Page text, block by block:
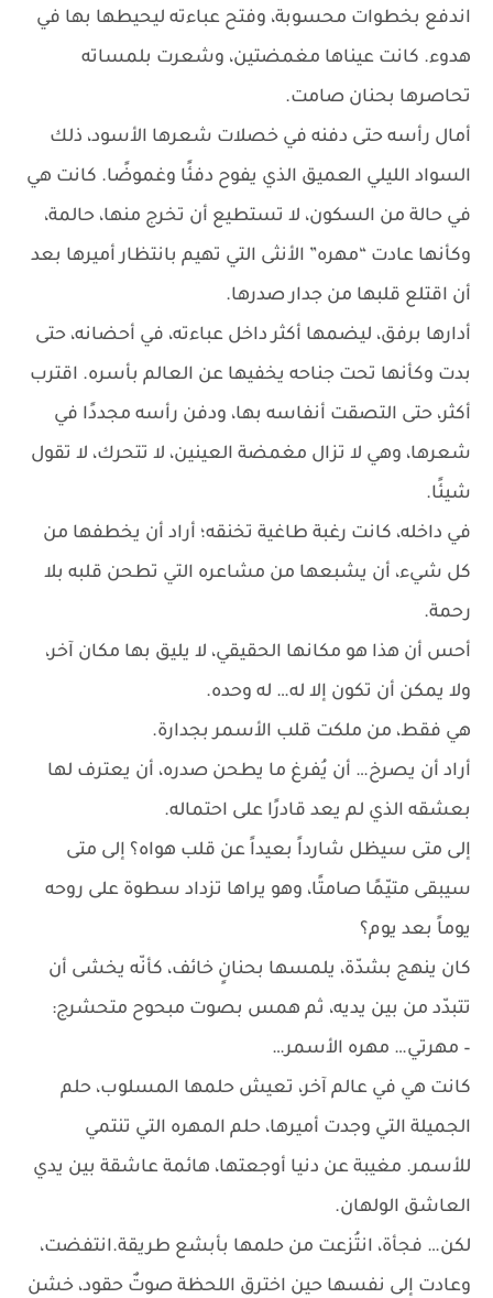
اندفع بخطوات محسوبة، وفتح عباءته ليحيطها بها في
هدوء. كانت عيناها مغمضتين، وشعرت بلمساته
تحاصرها بحنان صامت.
أمال رأسه حتى دفنه في خصلات شعرها الأسود، ذلك
السواد الليلي العميق الذي يفوح دفئًا وغموضًا. كانت هي
في حالة من السكون، لا تستطيع أن تخرج منها، حالمة،
وكأنها عادت “مهره” الأنثى التي تهيم بانتظار أميرها بعد
أن اقتلع قلبها من جدار صدرها.
أدارها برفق، ليضمها أكثر داخل عباءته، في أحضانه، حتى
بدت وكأنها تحت جناحه يخفيها عن العالم بأسره. اقترب
أكثر، حتى التصقت أنفاسه بها، ودفن رأسه مجددًا في
شعرها، وهي لا تزال مغمضة العينين، لا تتحرك، لا تقول
شيئًا.
في داخله، كانت رغبة طاغية تخنقه؛ أراد أن يخطفها من
كل شيء، أن يشبعها من مشاعره التي تطحن قلبه بلا
رحمة.
أحس أن هذا هو مكانها الحقيقي، لا يليق بها مكان آخر،
ولا يمكن أن تكون إلا له… له وحده.
هي فقط، من ملكت قلب الأسمر بجدارة.
أراد أن يصرخ… أن يُفرغ ما يطحن صدره، أن يعترف لها
بعشقه الذي لم يعد قادرًا على احتماله.
إلى متى سيظل شارداً بعيداً عن قلب هواه؟ إلى متى
سيبقى متيّمًا صامتًا، وهو يراها تزداد سطوة على روحه
يوماً بعد يوم؟
كان ينهج بشدّة، يلمسها بحنانٍ خائف، كأنّه يخشى أن
تتبدّد من بين يديه، ثم همس بصوت مبحوح متحشرج:
– مهرتي… مهره الأسمر…
كانت هي في عالم آخر، تعيش حلمها المسلوب، حلم
الجميلة التي وجدت أميرها، حلم المهره التي تنتمي
للأسمر. مغيبة عن دنيا أوجعتها، هائمة عاشقة بين يدي
العاشق الولهان.
لكن… فجأة، انتُزعت من حلمها بأبشع طريقة.انتفضت،
وعادت إلى نفسها حين اخترق اللحظة صوتٌ حقود، خشن